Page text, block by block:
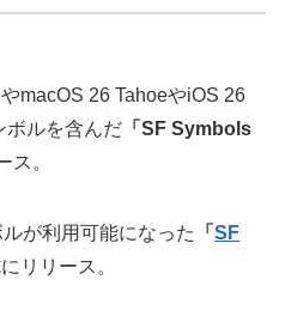
macOS 26 TahoeやiOS 26
ボルを含んだ 「SF Symbols
ス。
が利用可能になった
「SF
リリース。